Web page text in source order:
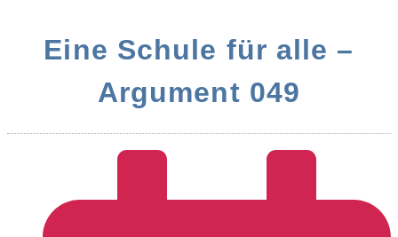
Eine Schule für alle –
Argument 049